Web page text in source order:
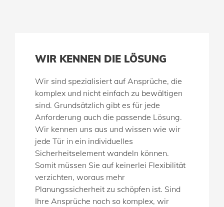
WIR KENNEN DIE LÖSUNG
Wir sind spezialisiert auf Ansprüche, die
komplex und nicht einfach zu bewältigen
sind. Grundsätzlich gibt es für jede
Anforderung auch die passende Lösung.
Wir kennen uns aus und wissen wie wir
jede Tür in ein individuelles
Sicherheitselement wandeln können.
Somit müssen Sie auf keinerlei Flexibilität
verzichten, woraus mehr
Planungssicherheit zu schöpfen ist. Sind
Ihre Ansprüche noch so komplex, wir